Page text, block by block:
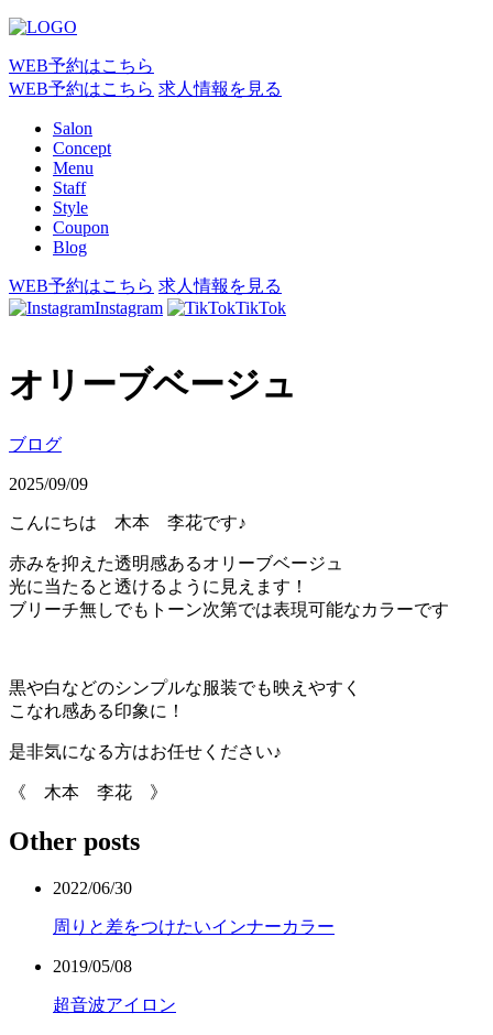
WEB予約はこちら
WEB予約はこちら 求人情報を見る
Salon
Concept
Menu
Staff
Style
Coupon
Blog
WEB予約はこちら 求人情報を見る
Instagram
TikTok
オリーブベージュ
ブログ
2025/09/09
こんにちは 木本 李花です♪
赤みを抑えた透明感あるオリーブベージュ
光に当たると透けるように見えます！
ブリーチ無しでもトーン次第では表現可能なカラーです
黒や白などのシンプルな服装でも映えやすく
こなれ感ある印象に！
是非気になる方はお任せください♪
《 木本 李花 》
Other posts
2022/06/30
周りと差をつけたいインナーカラー
2019/05/08
超音波アイロン